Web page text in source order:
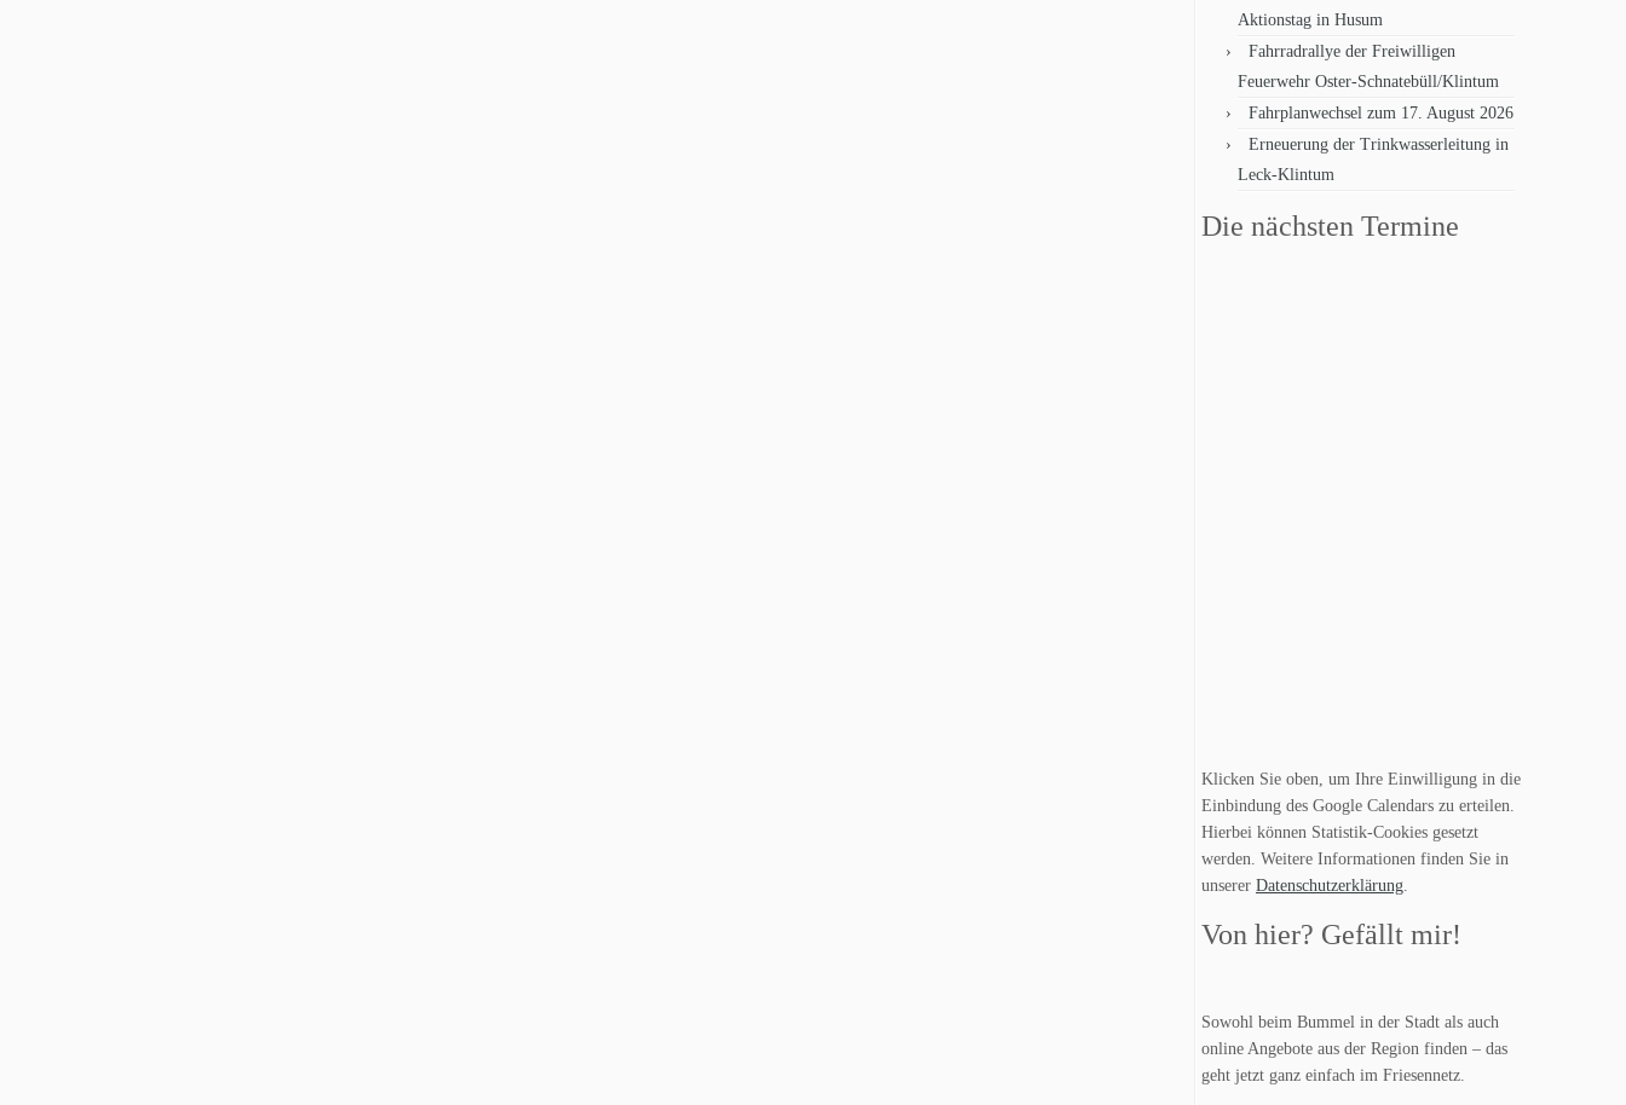
Aktionstag in Husum
Fahrradrallye der Freiwilligen
Feuerwehr Oster-Schnatebüll/Klintum
Fahrplanwechsel zum 17. August 2026
Erneuerung der Trinkwasserleitung in
Leck-Klintum
Die nächsten Termine
Klicken Sie oben, um Ihre Einwilligung in die
Einbindung des Google Calendars zu erteilen.
Hierbei können Statistik-Cookies gesetzt
werden. Weitere Informationen finden Sie in
unserer Datenschutzerklärung.
Von hier? Gefällt mir!
Sowohl beim Bummel in der Stadt als auch
online Angebote aus der Region finden – das
geht jetzt ganz einfach im Friesennetz.